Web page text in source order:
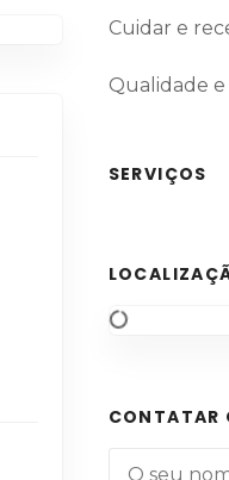
Cuidar e
Qualidade
SERVIÇOS
CONTATAR